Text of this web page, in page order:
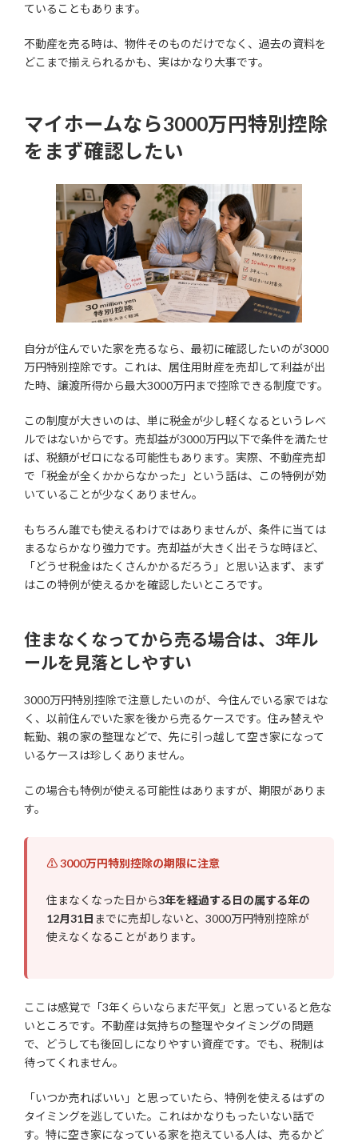
ていることもあります。
不動産を売る時は、物件そのものだけでなく、過去の資料を
どこまで揃えられるかも、実はかなり大事です。
マイホームなら3000万円特別控除
をまず確認したい
自分が住んでいた家を売るなら、最初に確認したいのが3000
万円特別控除です。これは、居住用財産を売却して利益が出
た時、譲渡所得から最大3000万円まで控除できる制度です。
この制度が大きいのは、単に税金が少し軽くなるというレベ
ルではないからです。売却益が3000万円以下で条件を満たせ
ば、税額がゼロになる可能性もあります。実際、不動産売却
で「税金が全くかからなかった」という話は、この特例が効
いていることが少なくありません。
もちろん誰でも使えるわけではありませんが、条件に当ては
まるならかなり強力です。売却益が大きく出そうな時ほど、
「どうせ税金はたくさんかかるだろう」と思い込まず、まず
はこの特例が使えるかを確認したいところです。
住まなくなってから売る場合は、3年ル
ールを見落としやすい
3000万円特別控除で注意したいのが、今住んでいる家ではな
く、以前住んでいた家を後から売るケースです。住み替えや
転勤、親の家の整理などで、先に引っ越して空き家になって
いるケースは珍しくありません。
この場合も特例が使える可能性はありますが、期限がありま
す。
⚠ 3000万円特別控除の期限に注意
住まなくなった日から3年を経過する日の属する年の
12月31日 までに売却しないと、3000万円特別控除が
使えなくなることがあります。
ここは感覚で「3年くらいならまだ平気」と思っていると危な
いところです。不動産は気持ちの整理やタイミングの問題
で、どうしても後回しになりやすい資産です。でも、税制は
待ってくれません。
「いつか売ればいい」と思っていたら、特例を使えるはずの
タイミングを逃していた。これはかなりもったいない話で
す。特に空き家になっている家を抱えている人は、売るかど